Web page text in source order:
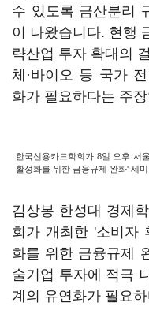
수 있도록 금산분리
이 나왔습니다. 현행
략산업 투자 확대의
체·바이오 등 국가
화가 필요하다는 주
한국신용카드학회가 8일 오후 서
활성화를 위한 금융규제 완화' 세
김상봉 한성대 경제
회가 개최한 '소비자
화를 위한 금융규제
술기업 투자에 적극
계의 유연화가 필요